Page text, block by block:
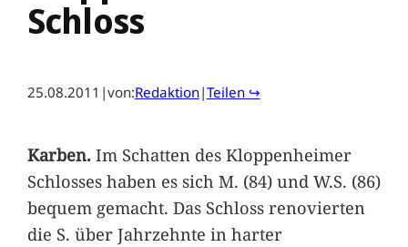
Schloss
25.08.2011 |von:Redaktion|Teilen ↪
Karben.Im Schatten des Kloppenheimer
Schlosses haben es sich M. (84) und W.S. (86)
bequem gemacht. Das Schloss renovierten
die S. über Jahrzehnte in harter